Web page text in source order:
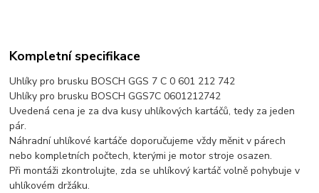
Kompletní specifikace
Uhlíky pro brusku BOSCH GGS 7 C 0 601 212 742
Uhlíky pro brusku BOSCH GGS7C 0601212742
Uvedená cena je za dva kusy uhlíkových kartáčů, tedy za jeden
pár.
Náhradní uhlíkové kartáče doporučujeme vždy měnit v párech
nebo kompletních počtech, kterými je motor stroje osazen.
Při montáži zkontrolujte, zda se uhlíkový kartáč volně pohybuje v
uhlíkovém držáku.